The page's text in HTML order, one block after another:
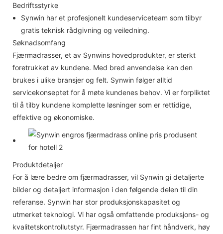
Bedriftsstyrke
Synwin har et profesjonelt kundeserviceteam som tilbyr
gratis teknisk rådgivning og veiledning.
Søknadsomfang
Fjærmadrasser, et av Synwins hovedprodukter, er sterkt
foretrukket av kundene. Med bred anvendelse kan den
brukes i ulike bransjer og felt. Synwin følger alltid
servicekonseptet for å møte kundenes behov. Vi er forpliktet
til å tilby kundene komplette løsninger som er rettidige,
effektive og økonomiske.
Produktdetaljer
For å lære bedre om fjærmadrasser, vil Synwin gi detaljerte
bilder og detaljert informasjon i den følgende delen til din
referanse. Synwin har stor produksjonskapasitet og
utmerket teknologi. Vi har også omfattende produksjons- og
kvalitetskontrollutstyr. Fjærmadrassen har fint håndverk, høy